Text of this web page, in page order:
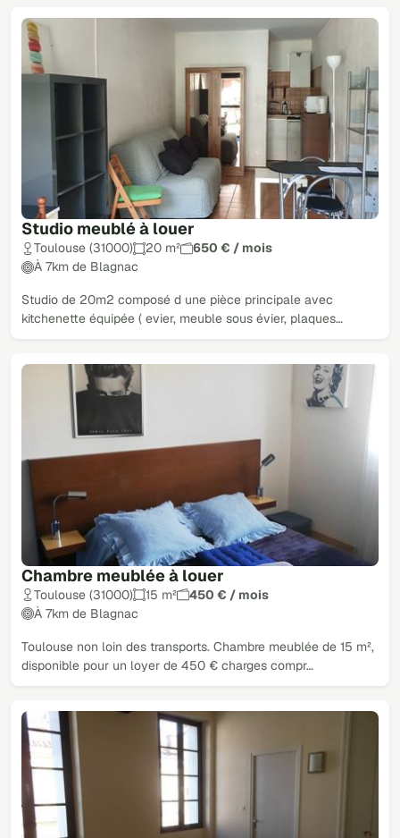
Studio meublé à louer
Toulouse (31000) 20 m²
650 € / mois
À 7km de Blagnac
Studio de 20m2 composé d une pièce principale avec
kitchenette équipée ( evier, meuble sous évier, plaques…
Chambre meublée à louer
Toulouse (31000) 15 m²
450 € / mois
À 7km de Blagnac
Toulouse non loin des transports. Chambre meublée de 15 m²,
disponible pour un loyer de 450 € charges compr…